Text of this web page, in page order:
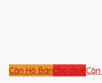
Căn Hộ BánCho thuê